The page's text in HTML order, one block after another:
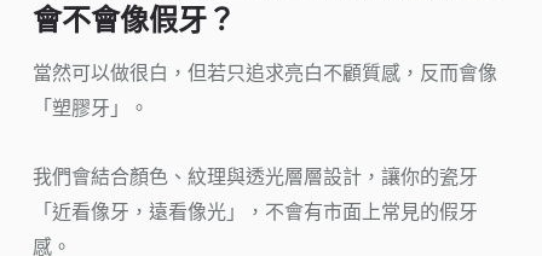
會不會像假牙？
當然可以做很白，但若只追求亮白不顧質感，反而會像
「塑膠牙」。
我們會結合顏色、紋理與透光層層設計，讓你的瓷牙
「近看像牙，遠看像光」，不會有市面上常見的假牙
感。